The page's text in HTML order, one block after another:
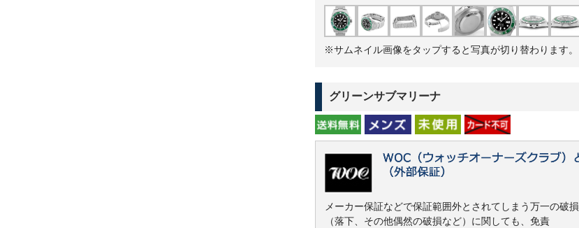
※サムネイル画像をタップすると写真が切り替わります。
グリーンサブマリーナ
メーカー保証などで保証範囲外とされてしまう万一の破損
（落下、その他偶然の破損など）に関しても、免責